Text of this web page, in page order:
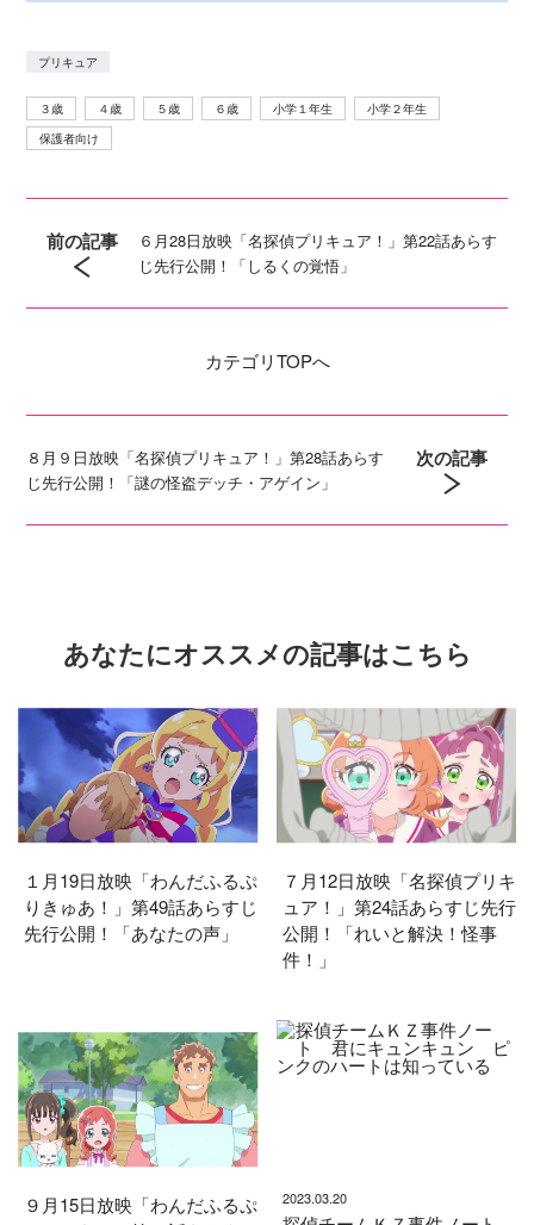
プリキュア
３歳 ４歳 ５歳 ６歳 小学１年生
小学２年生
保護者向け
前の記事
６月28日放映「名探偵プリキュア！」第22話あらす
じ先行公開！「しるくの覚悟」
カテゴリTOPへ
８月９日放映「名探偵プリキュア！」第28話あらす
じ先行公開！「謎の怪盗デッチ・アゲイン」
次の記事
あなたにオススメの記事はこちら
１月19日放映「わんだふるぷ
りきゅあ！」第49話あらすじ
先行公開！「あなたの声」
７月12日放映「名探偵プリキ
ュア！」第24話あらすじ先行
公開！「れいと解決！怪事
件！」
９月15日放映「わんだふるぷ
2023.03.20